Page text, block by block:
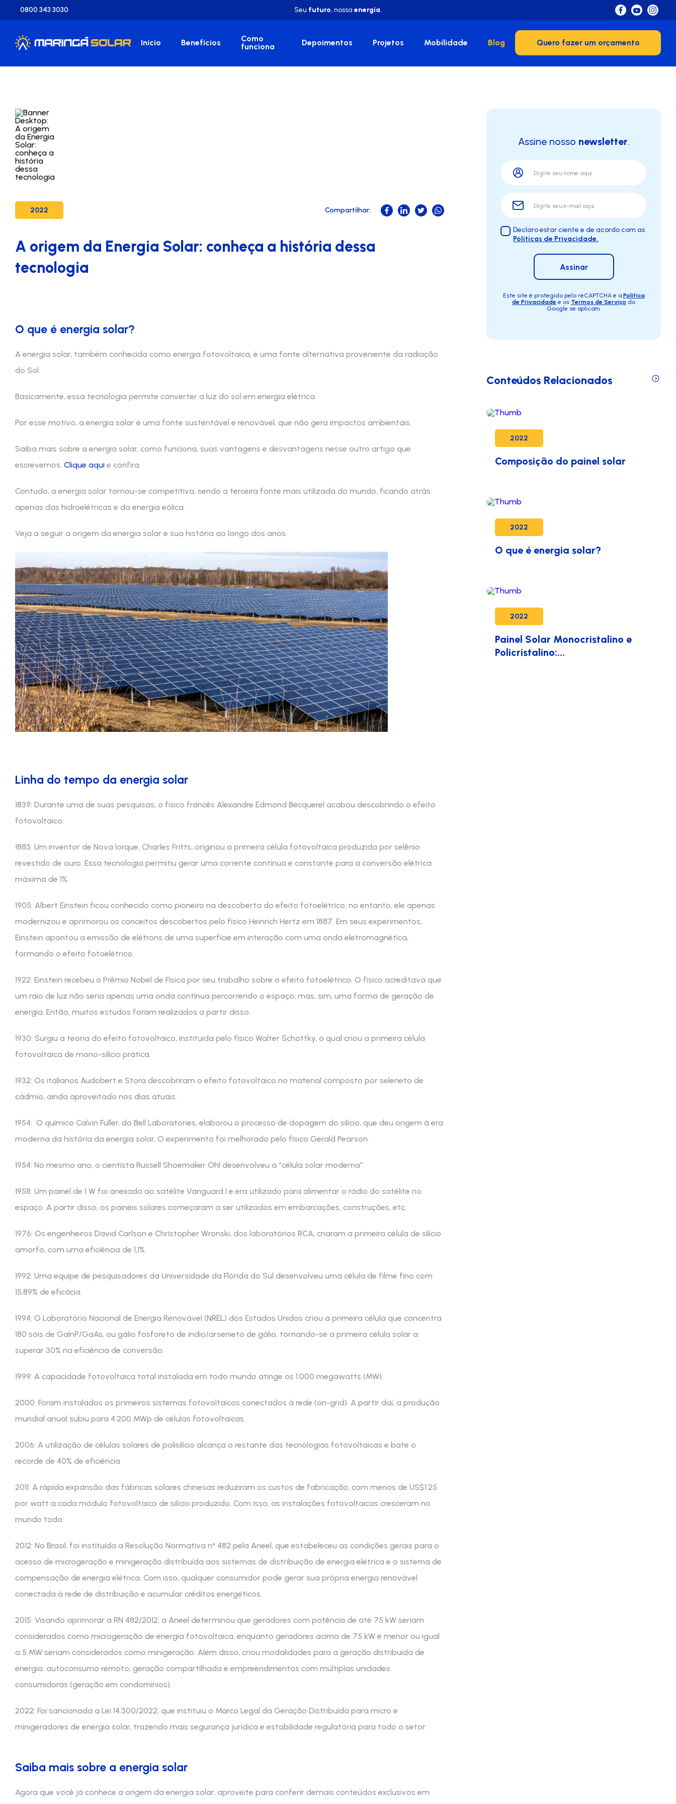
0800 343 3030 Seu futuro, nossa energia.
Início Benefícios
Como
funciona
Depoimentos Projetos Mobilidade Blog Quero fazer um orçamento
2022 Compartilhar:
A origem da Energia Solar: conheça a história dessa
tecnologia
O que é energia solar?
A energia solar, também conhecida como energia fotovoltaica, é uma fonte alternativa proveniente da radiação
do Sol.
Basicamente, essa tecnologia permite converter a luz do sol em energia elétrica.
Por esse motivo, a energia solar é uma fonte sustentável e renovável, que não gera impactos ambientais.
Saiba mais sobre a energia solar, como funciona, suas vantagens e desvantagens nesse outro artigo que
escrevemos. Clique aqui e confira.
Contudo, a energia solar tornou-se competitiva, sendo a terceira fonte mais utilizada do mundo, ficando atrás
apenas das hidroelétricas e da energia eólica.
Veja a seguir a origem da energia solar e sua história ao longo dos anos.
Linha do tempo da energia solar
1839: Durante uma de suas pesquisas, o físico francês Alexandre Edmond Becquerel acabou descobrindo o efeito
fotovoltaico.
1883: Um inventor de Nova Iorque, Charles Fritts, originou a primeira célula fotovoltaica produzida por selênio
revestido de ouro. Essa tecnologia permitiu gerar uma corrente contínua e constante para a conversão elétrica
máxima de 1%.
1905: Albert Einstein ficou conhecido como pioneiro na descoberta do efeito fotoelétrico, no entanto, ele apenas
modernizou e aprimorou os conceitos descobertos pelo físico Heinrich Hertz em 1887. Em seus experimentos,
Einstein apontou a emissão de elétrons de uma superfície em interação com uma onda eletromagnética,
formando o efeito fotoelétrico.
1922: Einstein recebeu o Prêmio Nobel de Física por seu trabalho sobre o efeito fotoelétrico. O físico acreditava que
um raio de luz não seria apenas uma onda contínua percorrendo o espaço, mas, sim, uma forma de geração de
energia. Então, muitos estudos foram realizados a partir disso.
1930: Surgiu a teoria do efeito fotovoltaico, instituída pelo físico Walter Schottky, o qual criou a primeira célula
fotovoltaica de mono-silício prática.
1932: Os italianos Audobert e Stora descobriram o efeito fotovoltaico no material composto por seleneto de
cádmio, ainda aproveitado nos dias atuais.
1954: O químico Calvin Fuller, do Bell Laboratories, elaborou o processo de dopagem do silício, que deu origem à era
moderna da história da energia solar. O experimento foi melhorado pelo físico Gerald Pearson.
1954: No mesmo ano, o cientista Russell Shoemaker Ohl desenvolveu a “célula solar moderna”.
1958: Um painel de 1 W foi anexado ao satélite Vanguard I e era utilizado para alimentar o rádio do satélite no
espaço. A partir disso, os painéis solares começaram a ser utilizados em embarcações, construções, etc.
1976: Os engenheiros David Carlson e Christopher Wronski, dos laboratórios RCA, criaram a primeira célula de silício
amorfo, com uma eficiência de 1,1%.
1992: Uma equipe de pesquisadores da Universidade da Flórida do Sul desenvolveu uma célula de filme fino com
15,89% de eficácia.
1994: O Laboratório Nacional de Energia Renovável (NREL) dos Estados Unidos criou a primeira célula que concentra
180 sóis de GaInP/GaAs, ou gálio fosforeto de índio/arsenieto de gálio, tornando-se a primeira célula solar a
superar 30% na eficiência de conversão.
1999: A capacidade fotovoltaica total instalada em todo mundo atinge os 1.000 megawatts (MW).
2000: Foram instalados os primeiros sistemas fotovoltaicos conectados à rede (on-grid). A partir daí, a produção
mundial anual subiu para 4.200 MWp de células fotovoltaicas.
2006: A utilização de células solares de polisilício alcança o restante das tecnologias fotovoltaicas e bate o
recorde de 40% de eficiência
2011: A rápida expansão das fábricas solares chinesas reduziram os custos de fabricação, com menos de US$1.25
por watt a cada módulo fotovoltaico de silício produzido. Com isso, as instalações fotovoltaicas cresceram no
mundo todo.
2012: No Brasil, foi instituída a Resolução Normativa n° 482 pela Aneel, que estabeleceu as condições gerais para o
acesso de microgeração e minigeração distribuída aos sistemas de distribuição de energia elétrica e o sistema de
compensação de energia elétrica. Com isso, qualquer consumidor pode gerar sua própria energia renovável
conectada à rede de distribuição e acumular créditos energéticos.
2015: Visando aprimorar a RN 482/2012, a Aneel determinou que geradores com potência de até 75 kW seriam
considerados como microgeração de energia fotovoltaica, enquanto geradores acima de 75 kW e menor ou igual
a 5 MW seriam considerados como minigeração. Além disso, criou modalidades para a geração distribuída de
energia: autoconsumo remoto, geração compartilhada e empreendimentos com múltiplas unidades
consumidoras (geração em condomínios).
2022: Foi sancionada a Lei 14.300/2022, que instituiu o Marco Legal da Geração Distribuída para micro e
minigeradores de energia solar, trazendo mais segurança jurídica e estabilidade regulatória para todo o setor.
Saiba mais sobre a energia solar
Agora que você já conhece a origem da energia solar, aproveite para conferir demais conteúdos exclusivos em
Assine nosso newsletter.
Declaro estar ciente e de acordo com as
Políticas de Privacidade.
Assinar
Este site é protegido pelo reCAPTCHA e a Política
de Privacidade e os Termos de Serviço do
Google se aplicam.
Conteúdos Relacionados
2022
Composição do painel solar
2022
O que é energia solar?
2022
Painel Solar Monocristalino e
Policristalino:...